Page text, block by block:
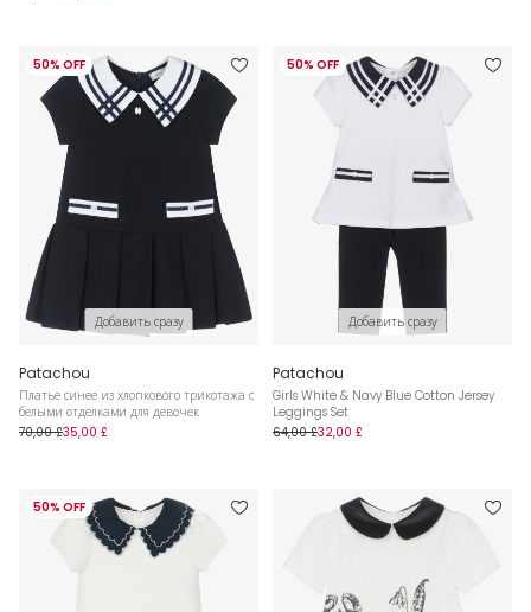
50% OFF
Добавить сразу
Patachou
Платье синее из хлопкового трикотажа с
белыми отделками для девочек
70,00 £35,00 £
50% OFF
Добавить сразу
Patachou
Girls White & Navy Blue Cotton Jersey
Leggings Set
64,00 £32,00 £
50% OFF